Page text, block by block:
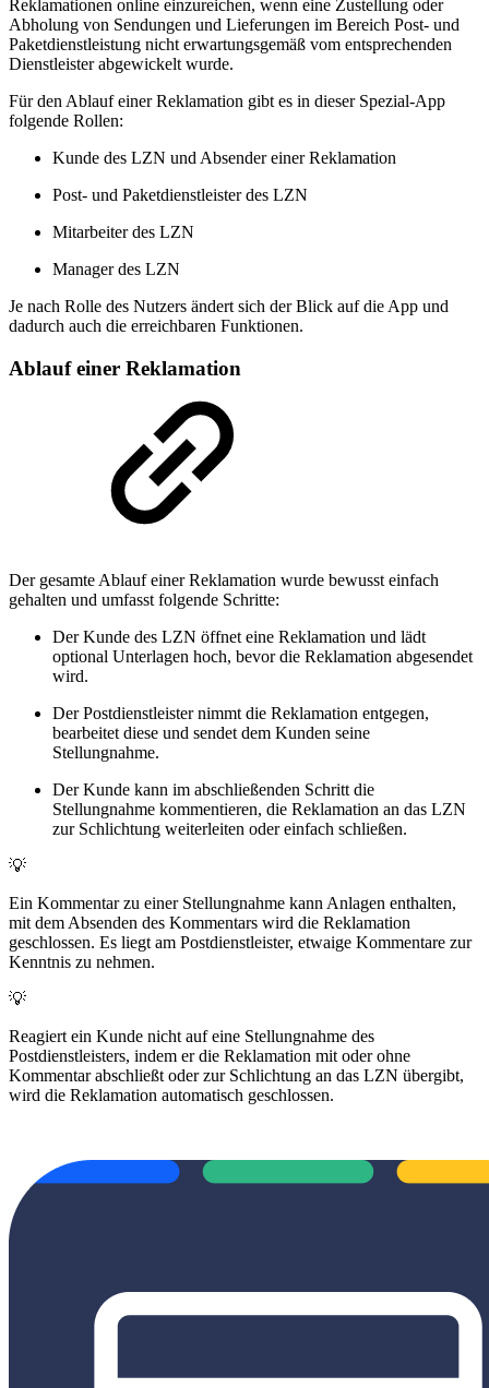
Reklamationen online einzureichen, wenn eine Zustellung oder
Abholung von Sendungen und Lieferungen im Bereich Post- und
Paketdienstleistung nicht erwartungsgemäß vom entsprechenden
Dienstleister abgewickelt wurde.
Für den Ablauf einer Reklamation gibt es in dieser Spezial-App
folgende Rollen:
Kunde des LZN und Absender einer Reklamation
Post- und Paketdienstleister des LZN
Mitarbeiter des LZN
Manager des LZN
Je nach Rolle des Nutzers ändert sich der Blick auf die App und
dadurch auch die erreichbaren Funktionen.
Ablauf einer Reklamation
Der gesamte Ablauf einer Reklamation wurde bewusst einfach
gehalten und umfasst folgende Schritte:
Der Kunde des LZN öffnet eine Reklamation und lädt
optional Unterlagen hoch, bevor die Reklamation abgesendet
wird.
Der Postdienstleister nimmt die Reklamation entgegen,
bearbeitet diese und sendet dem Kunden seine
Stellungnahme.
Der Kunde kann im abschließenden Schritt die
Stellungnahme kommentieren, die Reklamation an das LZN
zur Schlichtung weiterleiten oder einfach schließen.
💡
Ein Kommentar zu einer Stellungnahme kann Anlagen enthalten,
mit dem Absenden des Kommentars wird die Reklamation
geschlossen. Es liegt am Postdienstleister, etwaige Kommentare zur
Kenntnis zu nehmen.
💡
Reagiert ein Kunde nicht auf eine Stellungnahme des
Postdienstleisters, indem er die Reklamation mit oder ohne
Kommentar abschließt oder zur Schlichtung an das LZN übergibt,
wird die Reklamation automatisch geschlossen.